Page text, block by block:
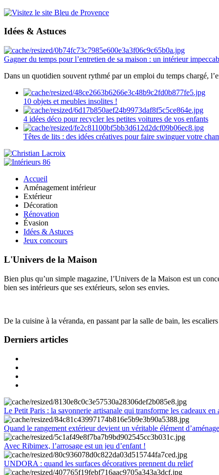
Idées & Astuces
Gagner du temps pour l’entretien de sa maison : un intérieur
Dans un quotidien souvent rythmé par un emploi du temps chargé,
10 objets et meubles insolites !
4 idées déco pour recycler les petites voitures de vos enfants
Têtes de lits : des idées créatives pour faire swinguer votre
Accueil
Aménagement intérieur
Extérieur
Décoration
Rénovation
Évasion
Idées & Astuces
Jeux concours
L'Univers de la Maison
Bien plus qu’un simple magazine, l’Univers de la Maison est un
bien ses intérieurs que ses extérieurs, selon ses envies.
De la cuisine à la véranda, en passant par la salle de bain, les
Derniers articles
Le Petit Paris : la savonnerie artisanale qui transforme les cadeaux en
Quand le rangement extérieur devient un véritable élément
Avec Ribimex, l’arrosage est un jeu d’enfant !
UNDORA : quand les surfaces décoratives prennent du relief